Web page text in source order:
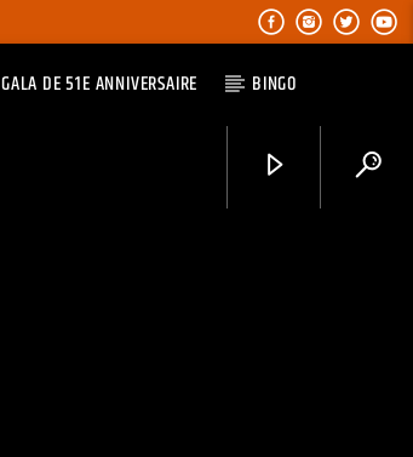
GALA DE 51E ANNIVERSAIRE BINGO